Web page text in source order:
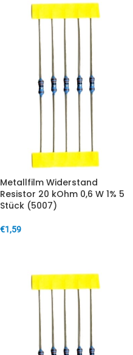
Metallfilm Widerstand
Resistor 20 kOhm 0,6 W 1% 5
Stück (5007)
€1,59